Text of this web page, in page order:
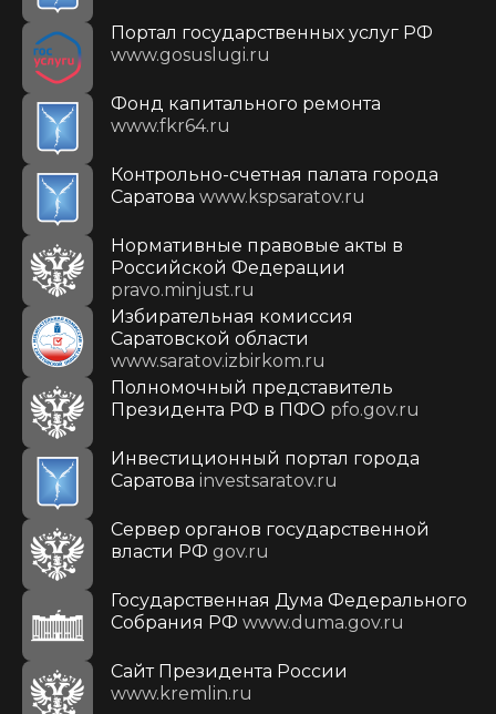
Портал государственных услуг РФ
www.gosuslugi.ru
Фонд капитального ремонта
www.fkr64.ru
Контрольно-счетная палата города
Саратова www.kspsaratov.ru
Нормативные правовые акты в
Российской Федерации
pravo.minjust.ru
Избирательная комиссия
Саратовской области
www.saratov.izbirkom.ru
Полномочный представитель
Президента РФ в ПФО pfo.gov.ru
Инвестиционный портал города
Саратова investsaratov.ru
Сервер органов государственной
власти РФ gov.ru
Государственная Дума Федерального
Собрания РФ www.duma.gov.ru
Cайт Президента России
www.kremlin.ru